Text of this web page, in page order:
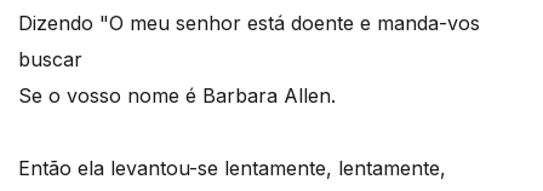
Dizendo "O meu senhor está doente e manda-vos
buscar
Se o vosso nome é Barbara Allen.
Então ela levantou-se lentamente, lentamente,